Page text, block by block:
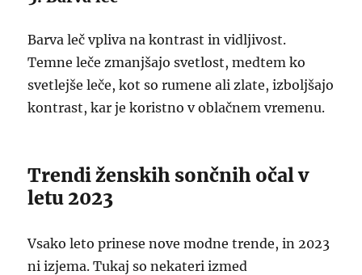
Barva leč vpliva na kontrast in vidljivost.
Temne leče zmanjšajo svetlost, medtem ko
svetlejše leče, kot so rumene ali zlate, izboljšajo
kontrast, kar je koristno v oblačnem vremenu.
Trendi ženskih sončnih očal v
letu 2023
Vsako leto prinese nove modne trende, in 2023
ni izjema. Tukaj so nekateri izmed